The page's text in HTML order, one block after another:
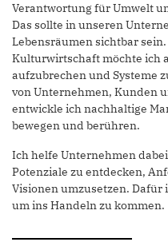
Verantwortung für Umwelt
Das sollte in unseren
Lebensräumen sichtbar
Kulturwirtschaft möchte ich
aufzubrechen und Systeme
von Unternehmen, Kunden
entwickle ich nachhaltige
bewegen und berühren.
Ich helfe Unternehmen
Potenziale zu entdecken,
Visionen umzusetzen.
um ins Handeln zu kommen.